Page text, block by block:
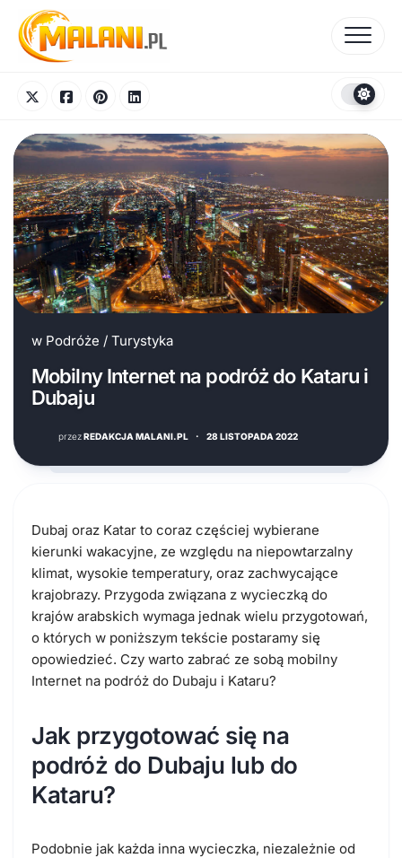
content
w Podróże / Turystyka
Mobilny Internet na podróż do Kataru i
Dubaju
przezREDAKCJA MALANI.PL · 28 LISTOPADA 2022
Dubaj oraz Katar to coraz częściej wybierane
kierunki wakacyjne, ze względu na niepowtarzalny
klimat, wysokie temperatury, oraz zachwycające
krajobrazy. Przygoda związana z wycieczką do
krajów arabskich wymaga jednak wielu przygotowań,
o których w poniższym tekście postaramy się
opowiedzieć. Czy warto zabrać ze sobą mobilny
Internet na podróż do Dubaju i Kataru?
Jak przygotować się na
podróż do Dubaju lub do
Kataru?
Podobnie jak każda inna wycieczka, niezależnie od